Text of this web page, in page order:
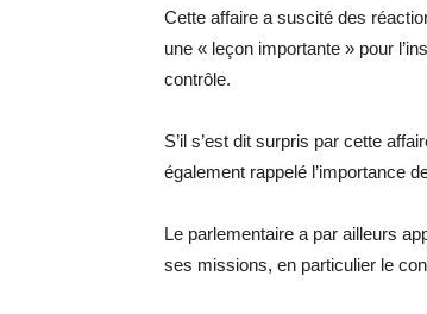
Cette affaire a suscité des
une « leçon importante » pour
contrôle.
S’il s’est dit surpris par cette
également rappelé l’importance
Le parlementaire a par ailleurs
ses missions, en particulier le